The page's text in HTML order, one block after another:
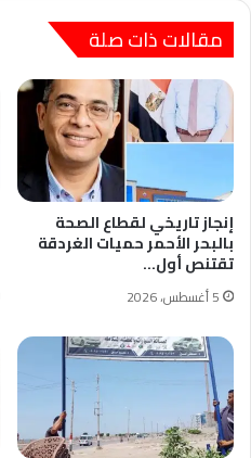
مقالات ذات صلة
إنجاز تاريخي لقطاع الصحة
بالبحر الأحمر حميات الغردقة
تقتنص أول…
5 أغسطس، 2026